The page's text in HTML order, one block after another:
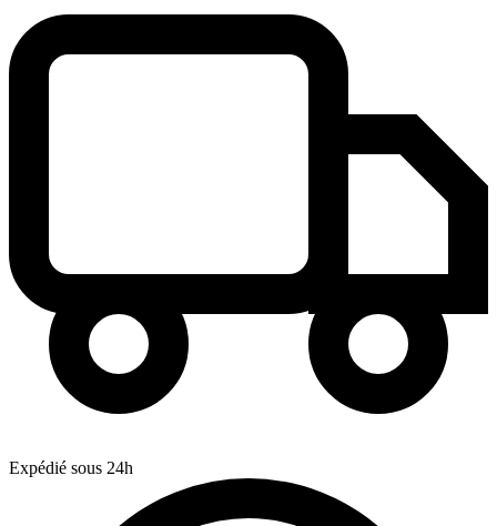
Expédié sous 24h